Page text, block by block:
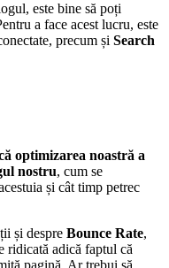
este bine să poți
a face acest lucru, este
precum și Search
optimizarea noastră a
nostru, cum se
și cât timp petrec
și despre Bounce Rate,
ridicată adică faptul că
pagină. Ar trebui să